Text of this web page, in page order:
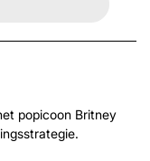
popicoon Britney